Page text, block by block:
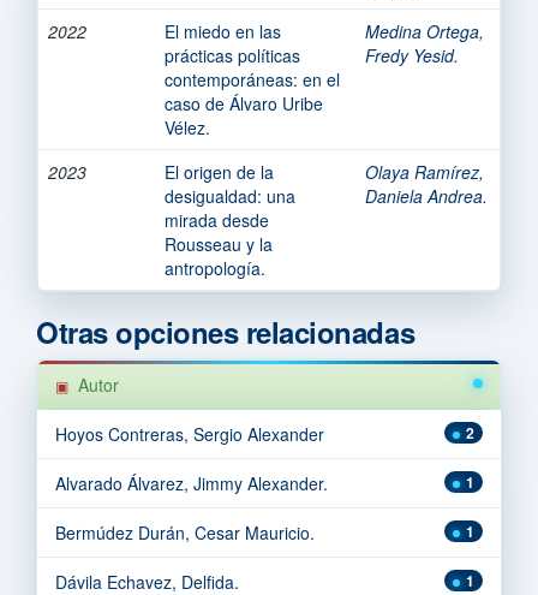
2022
El miedo en las
prácticas políticas
contemporáneas: en el
caso de Álvaro Uribe
Vélez.
Medina Ortega,
Fredy Yesid.
2023
El origen de la
desigualdad: una
mirada desde
Rousseau y la
antropología.
Olaya Ramírez,
Daniela Andrea.
Otras opciones relacionadas
Autor
2
Hoyos Contreras, Sergio Alexander
1
Alvarado Álvarez, Jimmy Alexander.
1
Bermúdez Durán, Cesar Mauricio.
1
Dávila Echavez, Delfida.